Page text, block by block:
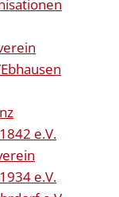
e.V.
e.V.